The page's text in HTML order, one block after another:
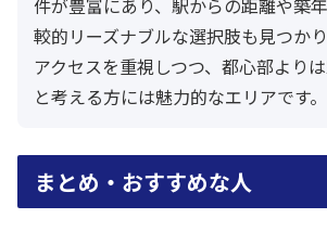
較的リーズナブルな選択肢も見つか
アクセスを重視しつつ、都心部より
と考える方には魅力的なエリアです。
まとめ・おすすめな人